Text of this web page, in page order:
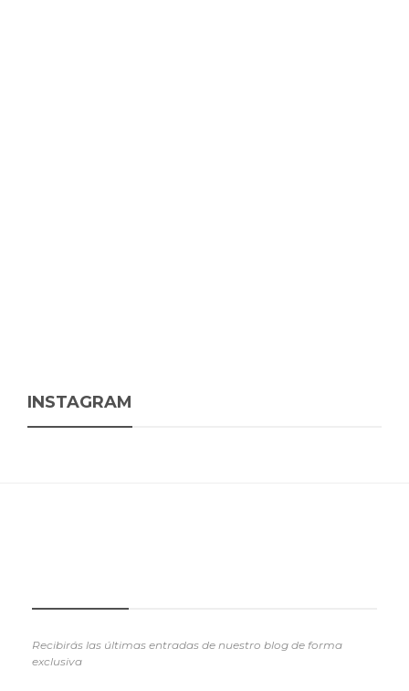
INSTAGRAM
Recibirás las últimas entradas de nuestro blog de forma
exclusiva